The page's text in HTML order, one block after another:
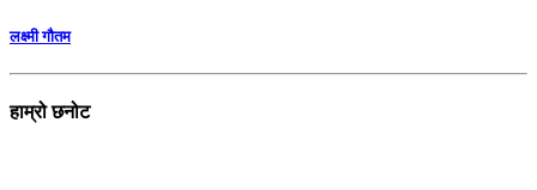
लक्ष्मी गौतम
हाम्रो छनोट